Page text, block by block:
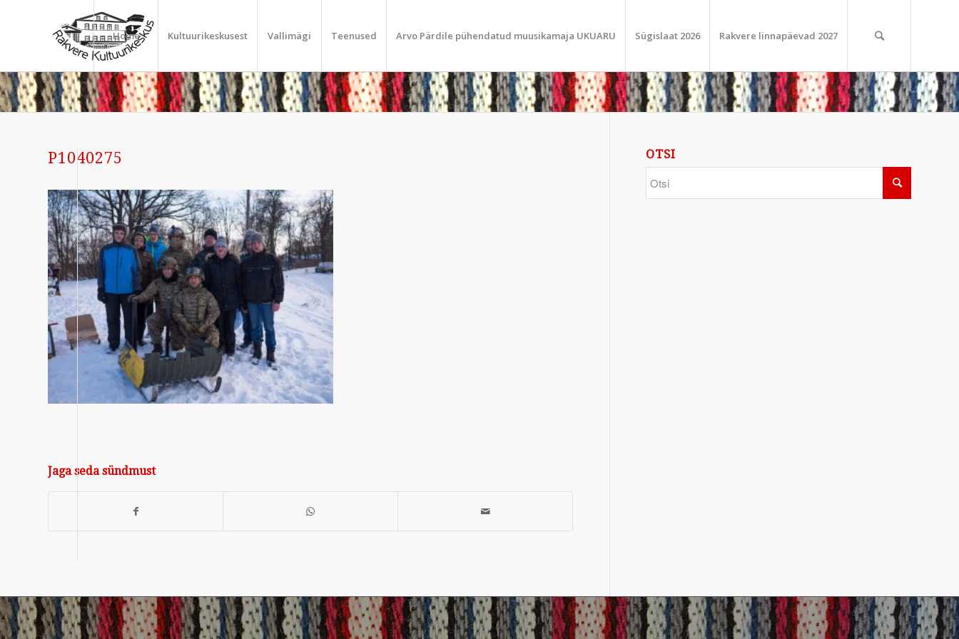
Home Kultuurikeskusest Vallimägi Teenused Arvo Pärdile pühendatud muusikamaja UKUARU Sügislaat 2026 Rakvere linnapäevad 2027
P1040275
Jaga seda sündmust
OTSI